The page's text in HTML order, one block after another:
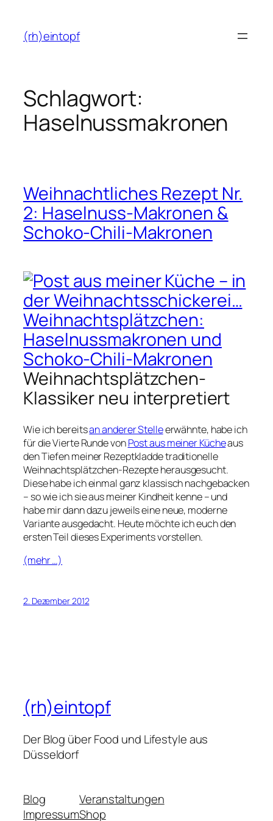
Inhalt
springen
(rh)eintopf
Schlagwort:
Haselnussmakronen
Weihnachtliches Rezept Nr.
2: Haselnuss-Makronen &
Schoko-Chili-Makronen
Weihnachtsplätzchen-
Klassiker neu interpretiert
Wie ich bereitsan anderer Stelleerwähnte, habe ich
für die Vierte Runde vonPost aus meiner Kücheaus
den Tiefen meiner Rezeptkladde traditionelle
Weihnachtsplätzchen-Rezepte herausgesucht.
Diese habe ich einmal ganz klassisch nachgebacken
– so wie ich sie aus meiner Kindheit kenne – und
habe mir dann dazu jeweils eine neue, moderne
Variante ausgedacht. Heute möchte ich euch den
ersten Teil dieses Experiments vorstellen.
(mehr …)
2. Dezember 2012
(rh)eintopf
Der Blog über Food und Lifestyle aus
Düsseldorf
Blog
Impressum
Veranstaltungen
Shop